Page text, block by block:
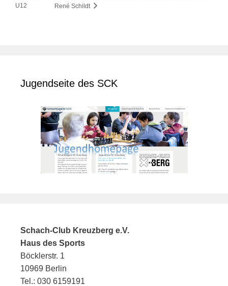
U12
René Schildt
Jugendseite des SCK
Schach-Club Kreuzberg e.V.
Haus des Sports
Böcklerstr. 1
10969 Berlin
Tel.: 030 6159191